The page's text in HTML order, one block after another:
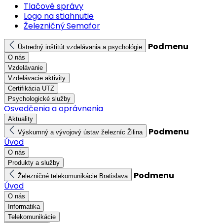
Tlačové správy
Logo na stiahnutie
Železničný Semafor
Ústredný inštitút vzdelávania a psychológie Podmenu
O nás
Vzdelávanie
Vzdelávacie aktivity
Certifikácia UTZ
Psychologické služby
Osvedčenia a oprávnenia
Aktuality
Výskumný a vývojový ústav železníc Žilina
Podmenu
Úvod
O nás
Produkty a služby
Železničné telekomunikácie Bratislava
Podmenu
Úvod
O nás
Informatika
Telekomunikácie